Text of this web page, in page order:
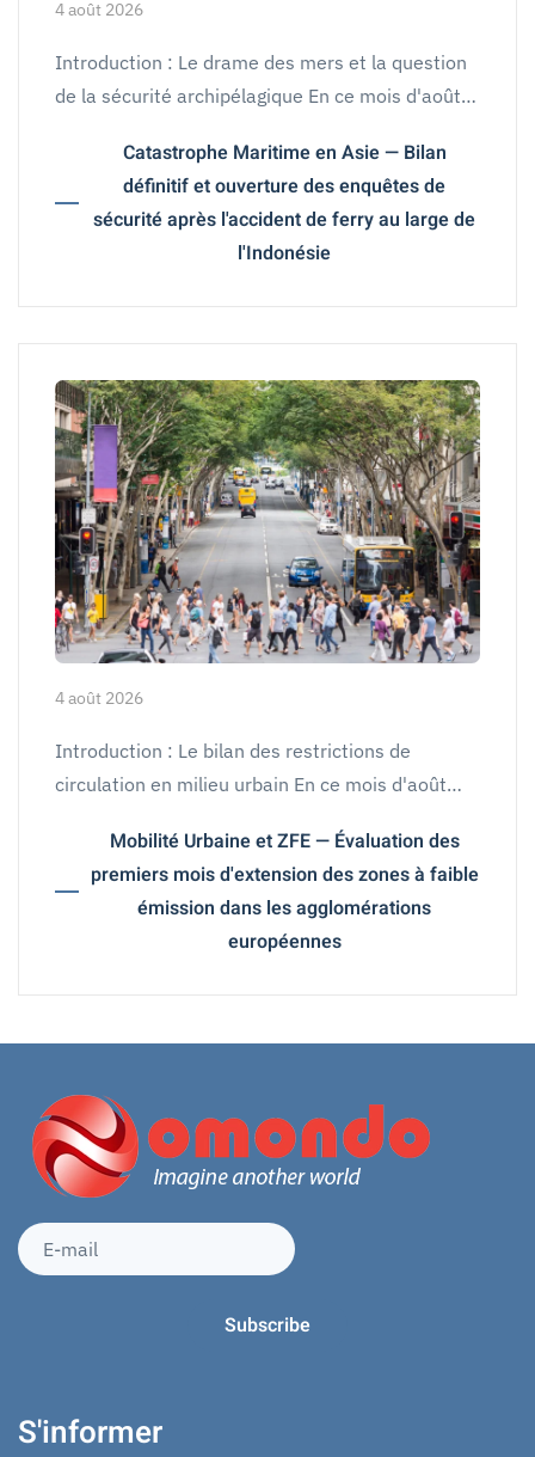
4 août 2026
Introduction : Le drame des mers et la question
de la sécurité archipélagique En ce mois d'août…
Catastrophe Maritime en Asie — Bilan
définitif et ouverture des enquêtes de
sécurité après l'accident de ferry au large de
l'Indonésie
4 août 2026
Introduction : Le bilan des restrictions de
circulation en milieu urbain En ce mois d'août…
Mobilité Urbaine et ZFE — Évaluation des
premiers mois d'extension des zones à faible
émission dans les agglomérations
européennes
S'informer